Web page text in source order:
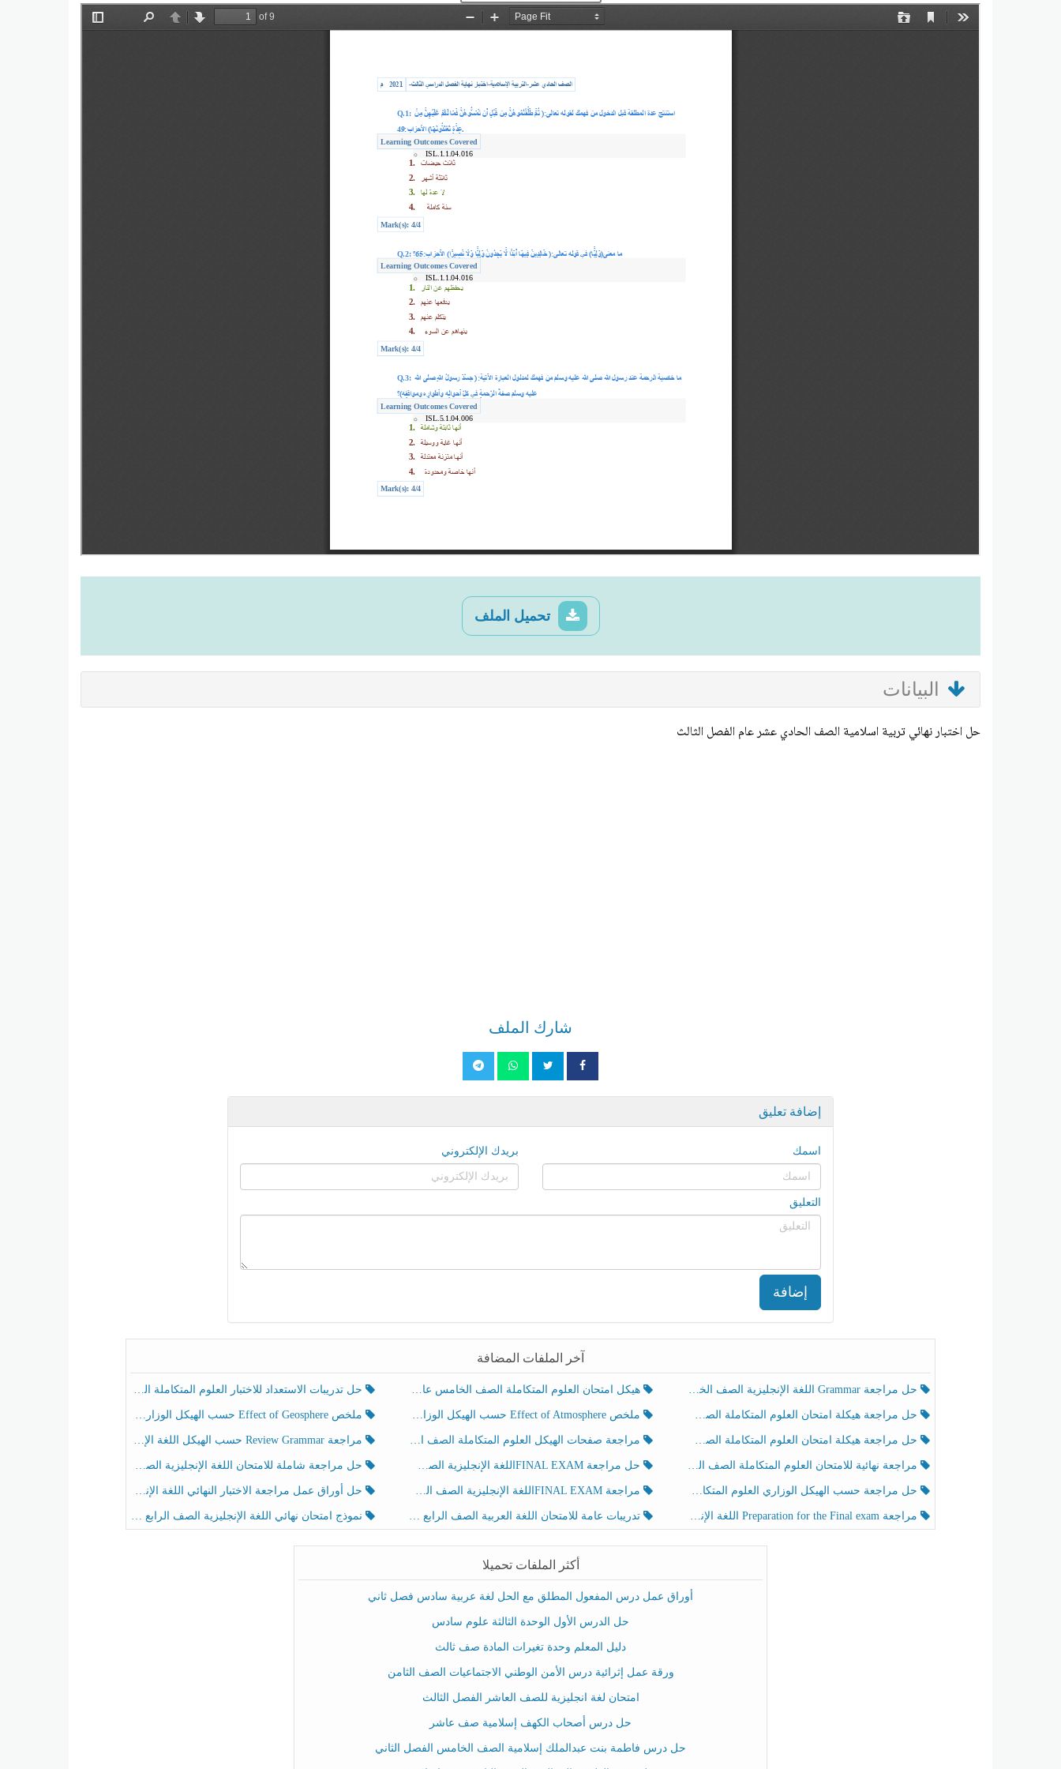
تحميل الملف
البيانات
حل اختبار نهائي تربية اسلامية الصف الحادي عشر عام الفصل الثالث
شارك الملف
إضافة تعليق
اسمك بريدك الإلكتروني
التعليق
إضافة
آخر الملفات المضافة
حل مراجعة Grammar اللغة الإنجليزية الصف الخامس الفصل الثالث هيكل امتحان العلوم المتكاملة الصف الخامس عام الفصل الدراسي الثالث 2025-2026 حل تدريبات الاستعداد للاختبار العلوم المتكاملة الصف الخامس عام الفصل الثالث
حل مراجعة هيكلة امتحان العلوم المتكاملة الصف الخامس انسبير الفصل الثالث ملخص Effect of Atmosphere حسب الهيكل الوزاري العلوم المتكاملة الصف الخامس انسبير الفصل الثالث ملخص Effect of Geosphere حسب الهيكل الوزاري العلوم المتكاملة الصف الخامس انسبير الفصل الثالث
حل مراجعة هيكلة امتحان العلوم المتكاملة الصف الخامس عام الفصل الثالث مراجعة صفحات الهيكل العلوم المتكاملة الصف الخامس انسبير الفصل الثالث مراجعة Review Grammar حسب الهيكل اللغة الإنجليزية الصف الخامس الفصل الثالث
مراجعة نهائية للامتحان العلوم المتكاملة الصف الخامس انسبير الفصل الثالث حل مراجعة FINAL EXAMاللغة الإنجليزية الصف الخامس الفصل الثالث حل مراجعة شاملة للامتحان اللغة الإنجليزية الصف الخامس الفصل الثالث
حل مراجعة حسب الهيكل الوزاري العلوم المتكاملة الصف الخامس عام الفصل الثالث مراجعة FINAL EXAMاللغة الإنجليزية الصف الخامس الفصل الثالث حل أوراق عمل مراجعة الاختبار النهائي اللغة الإنجليزية الصف الرابع الفصل الثالث
مراجعة Preparation for the Final exam اللغة الإنجليزية الصف الرابع الفصل الثالث تدريبات عامة للامتحان اللغة العربية الصف الرابع الفصل الثالث نموذج امتحان نهائي اللغة الإنجليزية الصف الرابع الفصل الثالث
أكثر الملفات تحميلا
أوراق عمل درس المفعول المطلق مع الحل لغة عربية سادس فصل ثاني
حل الدرس الأول الوحدة الثالثة علوم سادس
دليل المعلم وحدة تغيرات المادة صف ثالث
ورقة عمل إثرائية درس الأمن الوطني الاجتماعيات الصف الثامن
امتحان لغة انجليزية للصف العاشر الفصل الثالث
حل درس أصحاب الكهف إسلامية صف عاشر
حل درس فاطمة بنت عبدالملك إسلامية الصف الخامس الفصل الثاني